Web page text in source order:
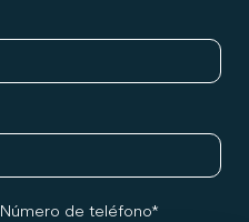
Número de teléfono